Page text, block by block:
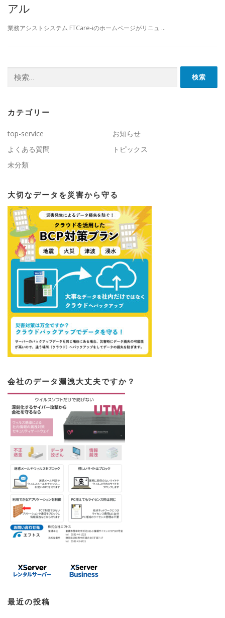
アル
業務アシストシステム FTCare-iのホームページがリニュ …
検索:
カテゴリー
top-service
お知らせ
よくある質問
トピックス
未分類
大切なデータを災害から守る
会社のデータ漏洩大丈夫ですか？
最近の投稿